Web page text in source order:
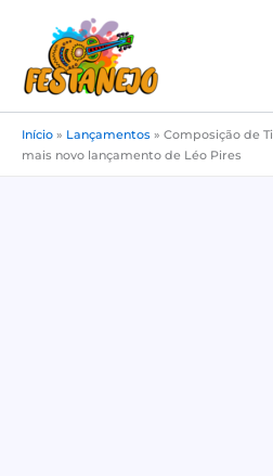
conteúdo
Início » Lançamentos » Composição de
mais novo lançamento de Léo Pires